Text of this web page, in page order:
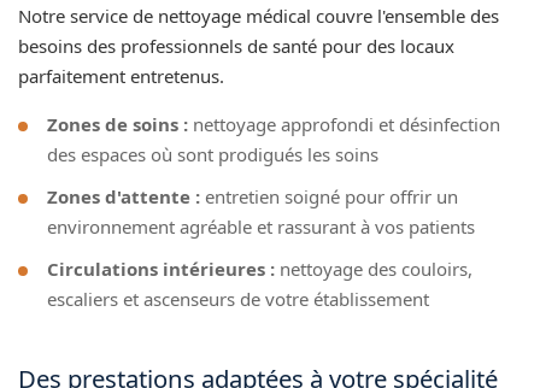
Notre service de nettoyage médical couvre l'ensemble des
besoins des professionnels de santé pour des locaux
parfaitement entretenus.
Zones de soins : nettoyage approfondi et désinfection
des espaces où sont prodigués les soins
Zones d'attente : entretien soigné pour offrir un
environnement agréable et rassurant à vos patients
Circulations intérieures : nettoyage des couloirs,
escaliers et ascenseurs de votre établissement
Des prestations adaptées à votre spécialité